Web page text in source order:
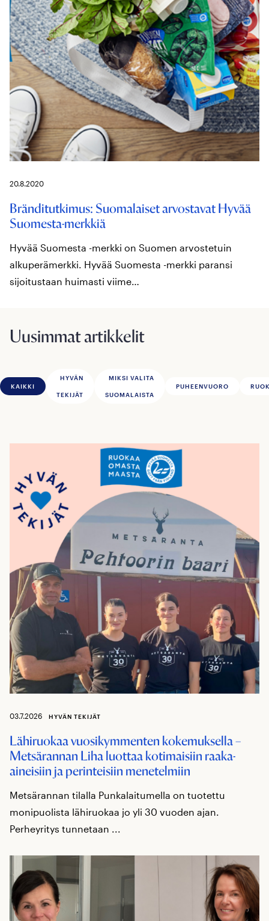
20.8.2020
Bränditutkimus: Suomalaiset arvostavat Hyvää
Suomesta-merkkiä
Hyvää Suomesta -merkki on Suomen arvostetuin
alkuperämerkki. Hyvää Suomesta -merkki paransi
sijoitustaan huimasti viime…
Uusimmat artikkelit
KAIKKI
HYVÄN
TEKIJÄT
MIKSI VALITA
SUOMALAISTA
PUHEENVUORO
03.7.2026 HYVÄN TEKIJÄT
Lähiruokaa vuosikymmenten kokemuksella –
Metsärannan Liha luottaa kotimaisiin raaka-
aineisiin ja perinteisiin menetelmiin
Metsärannan tilalla Punkalaitumella on tuotettu
monipuolista lähiruokaa jo yli 30 vuoden ajan.
Perheyritys tunnetaan ...